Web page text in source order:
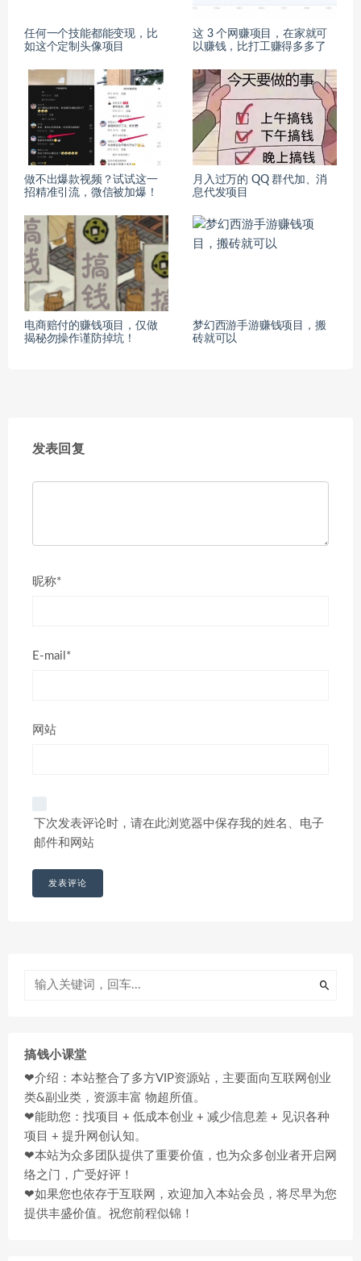
任何一个技能都能变现，比
如这个定制头像项目
这 3 个网赚项目，在家就可
以赚钱，比打工赚得多多了
做不出爆款视频？试试这一
招精准引流，微信被加爆！
月入过万的 QQ 群代加、消
息代发项目
电商赔付的赚钱项目，仅做
揭秘勿操作谨防掉坑！
梦幻西游手游赚钱项目，搬
砖就可以
发表回复
昵称*
E-mail*
网站
下次发表评论时，请在此浏览器中保存我的姓名、电子
邮件和网站
搞钱小课堂
❤介绍：本站整合了多方VIP资源站，主要面向互联网创业
类&副业类，资源丰富 物超所值。
❤能助您：找项目 + 低成本创业 + 减少信息差 + 见识各种
项目 + 提升网创认知。
❤本站为众多团队提供了重要价值，也为众多创业者开启网
络之门，广受好评！
❤如果您也依存于互联网，欢迎加入本站会员，将尽早为您
提供丰盛价值。祝您前程似锦！